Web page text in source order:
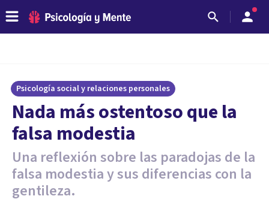
Psicología social y relaciones personales
Nada más ostentoso que la
falsa modestia
Una reflexión sobre las paradojas de la
falsa modestia y sus diferencias con la
gentileza.